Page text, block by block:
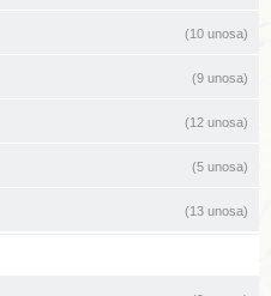
(10 unosa)
(9 unosa)
(12 unosa)
(5 unosa)
(13 unosa)